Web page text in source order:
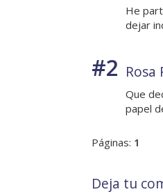
He
dejar
#2 Rosa
Que
papel
Páginas: 1
Deja tu